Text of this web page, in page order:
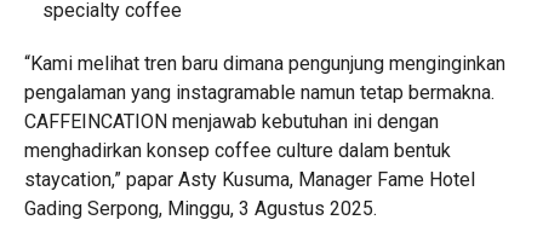
specialty coffee
“Kami melihat tren baru dimana pengunjung menginginkan
pengalaman yang instagramable namun tetap bermakna.
CAFFEINCATION menjawab kebutuhan ini dengan
menghadirkan konsep coffee culture dalam bentuk
staycation,” papar Asty Kusuma, Manager Fame Hotel
Gading Serpong, Minggu, 3 Agustus 2025.